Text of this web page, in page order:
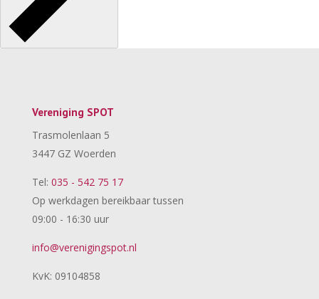
Vereniging SPOT
Trasmolenlaan 5
3447 GZ Woerden
Tel: 035 - 542 75 17
Op werkdagen bereikbaar tussen
09:00 - 16:30 uur
info@verenigingspot.nl
KvK: 09104858